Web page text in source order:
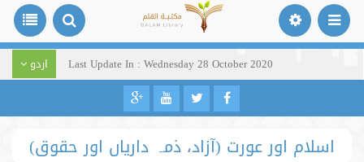
Last Update In : Wednesday 28 October 2020 اردو
اسلام اور عورت (آزاد، ذمہ داریاں اور حقوق)